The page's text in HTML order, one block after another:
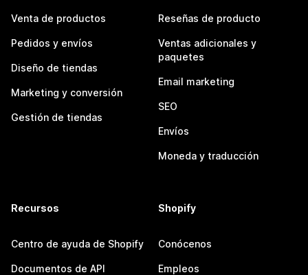
Venta de productos
Pedidos y envíos
Diseño de tiendas
Marketing y conversión
Gestión de tiendas
Reseñas de producto
Ventas adicionales y
paquetes
Email marketing
SEO
Envíos
Moneda y traducción
Recursos
Centro de ayuda de Shopify
Documentos de API
Shopify
Conócenos
Empleos